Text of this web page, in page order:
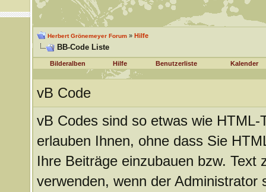
Herbert Grönemeyer Forum» Hilfe
BB-Code Liste
Bilderalben Hilfe Benutzerliste Kalender
vB Code
vB Codes sind so etwas wie
erlauben Ihnen, ohne dass Sie
Ihre Beiträge einzubauen bzw.
verwenden, wenn der